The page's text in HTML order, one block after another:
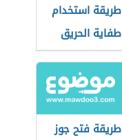
طريقة استخدام
طفاية الحريق
طريقة فتح جوز